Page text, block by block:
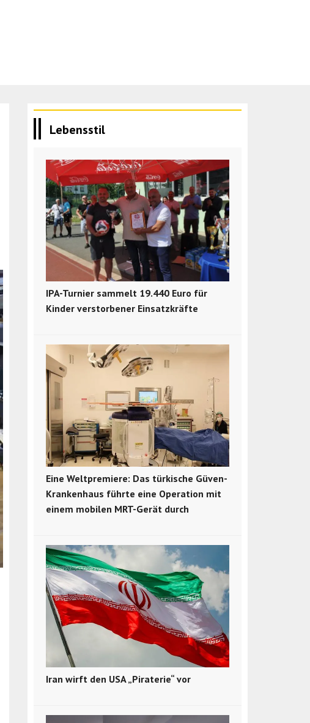
Lebensstil
IPA-Turnier sammelt 19.440 Euro für
Kinder verstorbener Einsatzkräfte
Eine Weltpremiere: Das türkische Güven-
Krankenhaus führte eine Operation mit
einem mobilen MRT-Gerät durch
Iran wirft den USA „Piraterie“ vor